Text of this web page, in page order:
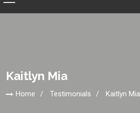
Kaitlyn Mia
Home Testimonials Kaitlyn Mia